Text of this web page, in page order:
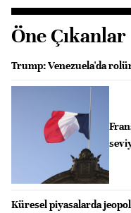
Öne Çıkanlar
Trump: Venezuela'da
Küresel piyasalarda